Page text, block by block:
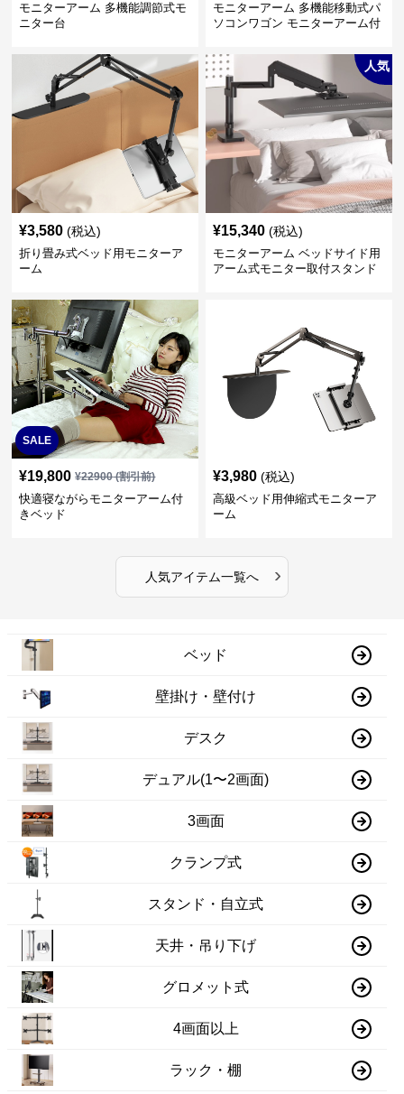
モニターアーム 多機能調節式モ
ニター台
モニターアーム 多機能移動式パ
ソコンワゴン モニターアーム付
¥3,580 (税込)
折り畳み式ベッド用モニターア
ーム
人気
¥15,340 (税込)
モニターアーム ベッドサイド用
アーム式モニター取付スタンド
SALE
¥19,800 ¥22900(割引前)
快適寝ながらモニターアーム付
きベッド
¥3,980 (税込)
高級ベッド用伸縮式モニターア
ーム
人気アイテム一覧へ ›
ベッド
壁掛け・壁付け
デスク
デュアル(1〜2画面)
3画面
クランプ式
スタンド・自立式
天井・吊り下げ
グロメット式
4画面以上
ラック・棚